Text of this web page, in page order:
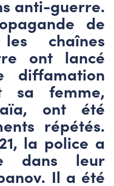
anti-guerre.
de
chaînes
ont lancé
diffamation
femme,
ont été
répétés.
la police a
dans leur
Il a été